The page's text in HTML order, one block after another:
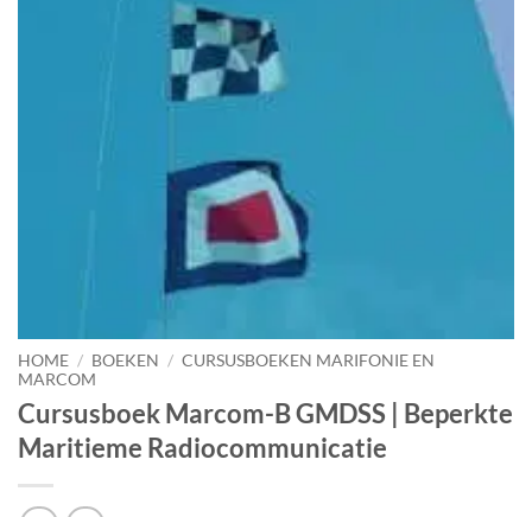
HOME / BOEKEN / CURSUSBOEKEN MARIFONIE EN
MARCOM
Cursusboek Marcom-B GMDSS | Beperkte
Maritieme Radiocommunicatie